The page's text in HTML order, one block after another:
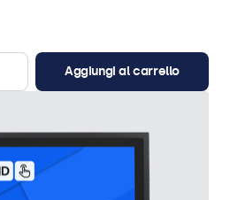
Aggiungi al carrello